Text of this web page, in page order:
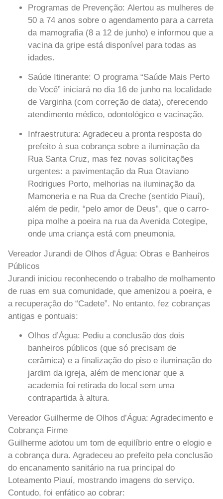
Programas de Prevenção: Alertou as mulheres de
50 a 74 anos sobre o agendamento para a carreta
da mamografia (8 a 12 de junho) e informou que a
vacina da gripe está disponível para todas as
idades.
Saúde Itinerante: O programa “Saúde Mais Perto
de Você” iniciará no dia 16 de junho na localidade
de Varginha (com correção de data), oferecendo
atendimento médico, odontológico e vacinação.
Infraestrutura: Agradeceu a pronta resposta do
prefeito à sua cobrança sobre a iluminação da
Rua Santa Cruz, mas fez novas solicitações
urgentes: a pavimentação da Rua Otaviano
Rodrigues Porto, melhorias na iluminação da
Mamoneria e na Rua da Creche (sentido Piauí),
além de pedir, “pelo amor de Deus”, que o carro-
pipa molhe a poeira na rua da Avenida Cotegipe,
onde uma criança está com pneumonia.
Vereador Jurandi de Olhos d’Água: Obras e Banheiros
Públicos
Jurandi iniciou reconhecendo o trabalho de molhamento
de ruas em sua comunidade, que amenizou a poeira, e
a recuperação do “Cadete”. No entanto, fez cobranças
antigas e pontuais:
Olhos d’Água: Pediu a conclusão dos dois
banheiros públicos (que só precisam de
cerâmica) e a finalização do piso e iluminação do
jardim da igreja, além de mencionar que a
academia foi retirada do local sem uma
contrapartida à altura.
Vereador Guilherme de Olhos d’Água: Agradecimento e
Cobrança Firme
Guilherme adotou um tom de equilíbrio entre o elogio e
a cobrança dura. Agradeceu ao prefeito pela conclusão
do encanamento sanitário na rua principal do
Loteamento Piauí, mostrando imagens do serviço.
Contudo, foi enfático ao cobrar: